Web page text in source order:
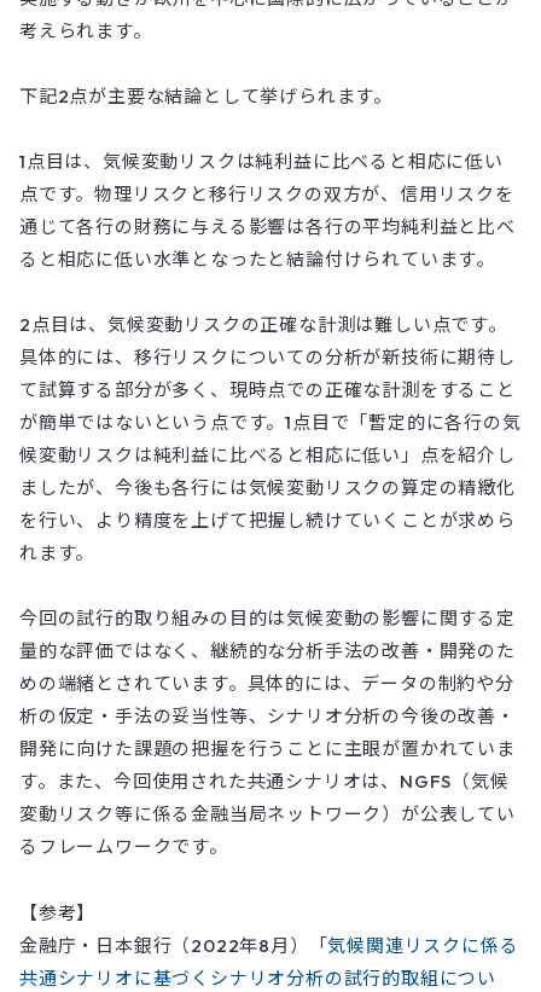
考えられます。
下記2点が主要な結論として挙げられます。
1点目は、気候変動リスクは純利益に比べると相応に低い
点です。物理リスクと移行リスクの双方が、信用リスクを
通じて各行の財務に与える影響は各行の平均純利益と比べ
ると相応に低い水準となったと結論付けられています。
2点目は、気候変動リスクの正確な計測は難しい点です。
具体的には、移行リスクについての分析が新技術に期待し
て試算する部分が多く、現時点での正確な計測をすること
が簡単ではないという点です。1点目で「暫定的に各行の気
候変動リスクは純利益に比べると相応に低い」点を紹介し
ましたが、今後も各行には気候変動リスクの算定の精緻化
を行い、より精度を上げて把握し続けていくことが求めら
れます。
今回の試行的取り組みの目的は気候変動の影響に関する定
量的な評価ではなく、継続的な分析手法の改善・開発のた
めの端緒とされています。具体的には、データの制約や分
析の仮定・手法の妥当性等、シナリオ分析の今後の改善・
開発に向けた課題の把握を行うことに主眼が置かれていま
す。​また、今回使用された共通シナリオは、NGFS（気候
変動リスク等に係る金融当局ネットワーク）が公表してい
るフレームワークです。
【参考】
金融庁・日本銀行（2022年8月）「気候関連リスクに係る
共通シナリオに基づくシナリオ分析の試行的取組につい